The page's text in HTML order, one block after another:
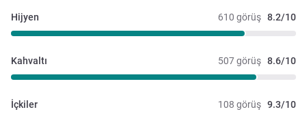
610 görüş 8.2/10
Hijyen
507 görüş 8.6/10
Kahvaltı
108 görüş 9.3/10
İçkiler